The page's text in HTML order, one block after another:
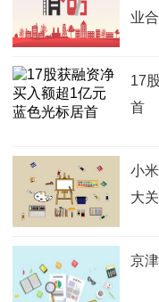
业
17
首
小
大关
京